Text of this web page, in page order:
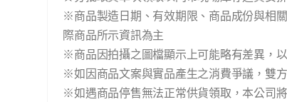
※商品製造日期、有效期限、商品成份與相
際商品所示資訊為主
※商品因拍攝之圖檔顯示上可能略有差異，
※如因商品文案與實品產生之消費爭議，雙
※如遇商品停售無法正常供貨領取，本公司